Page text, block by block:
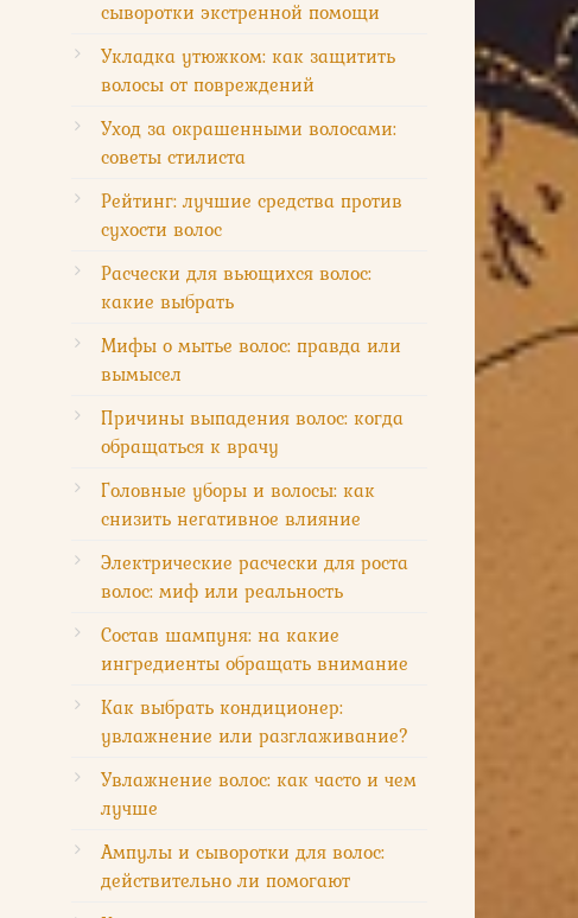
сыворотки экстренной помощи
Укладка утюжком: как защитить
волосы от повреждений
Уход за окрашенными волосами:
советы стилиста
Рейтинг: лучшие средства против
сухости волос
Расчески для вьющихся волос:
какие выбрать
Мифы о мытье волос: правда или
вымысел
Причины выпадения волос: когда
обращаться к врачу
Головные уборы и волосы: как
снизить негативное влияние
Электрические расчески для роста
волос: миф или реальность
Состав шампуня: на какие
ингредиенты обращать внимание
Как выбрать кондиционер:
увлажнение или разглаживание?
Увлажнение волос: как часто и чем
лучше
Ампулы и сыворотки для волос:
действительно ли помогают